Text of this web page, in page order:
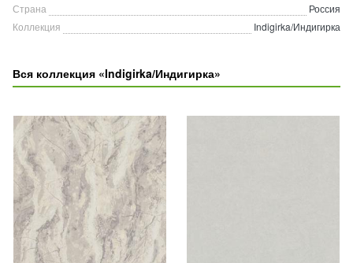
Страна
Россия
Коллекция
Indigirka/Индигирка
Вся коллекция «Indigirka/Индигирка»